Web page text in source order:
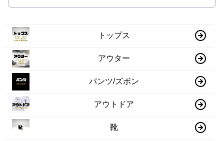
トップス
アウター
パンツ/ズボン
アウトドア
靴